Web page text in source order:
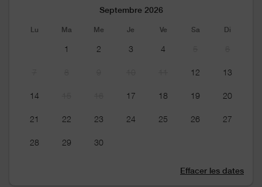
Septembre 2026
Lu Ma Me Je Ve Sa Di
1 2 3 4
12 13
14 17 18 19 20
21 22 23 24 25 26 27
28 29 30
Effacer les dates